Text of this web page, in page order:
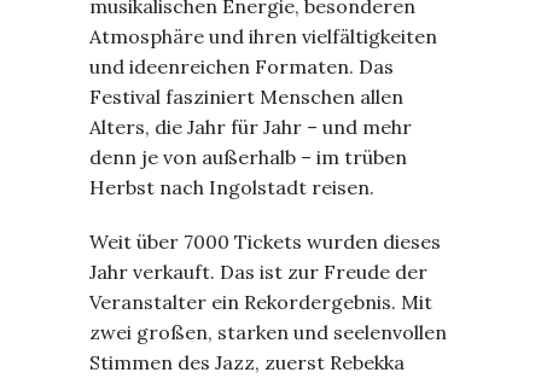
musikalischen Energie, besonderen
Atmosphäre und ihren vielfältigkeiten
und ideenreichen Formaten. Das
Festival fasziniert Menschen allen
Alters, die Jahr für Jahr – und mehr
denn je von außerhalb – im trüben
Herbst nach Ingolstadt reisen.
Weit über 7000 Tickets wurden dieses
Jahr verkauft. Das ist zur Freude der
Veranstalter ein Rekordergebnis. Mit
zwei großen, starken und seelenvollen
Stimmen des Jazz, zuerst Rebekka